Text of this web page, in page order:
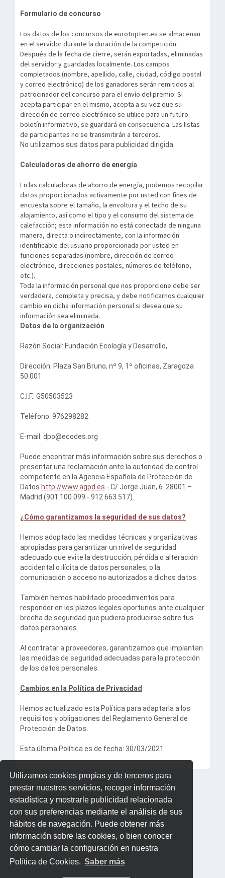
Utilizamos cookies propias y de terceros para
prestar nuestros servicios, recoger información
estadística y mostrarle publicidad relacionada
con sus preferencias mediante el análisis de sus
hábitos de navegación. Puede obtener más
información sobre las cookies, o bien conocer
cómo cambiar la configuración en nuestra
Política de Cookies. Saber más
Formulario de concurso
Los datos de los concursos de eurotopten.es se almacenan
en el servidor durante la duración de la competición.
Después de la fecha de cierre, serán exportadas, eliminadas
del servidor y guardadas localmente. Los campos
completados (nombre, apellido, calle, ciudad, código postal
y correo electrónico) de los ganadores serán remitidos al
patrocinador del concurso para el envío del premio. Si
acepta participar en el mismo, acepta a su vez que su
dirección de correo electrónico se utilice para un futuro
boletín informativo, se guardará en consecuencia. Las listas
de participantes no se transmitirán a terceros.
No utilizamos sus datos para publicidad dirigida.
Calculadoras de ahorro de energía
En las calculadoras de ahorro de energía, podemos recopilar
datos proporcionados activamente por usted con fines de
encuesta sobre el tamaño, la envoltura y el techo de su
alojamiento, así como el tipo y el consumo del sistema de
calefacción; esta información no está conectada de ninguna
manera, directa o indirectamente, con la información
identificable del usuario proporcionada por usted en
funciones separadas (nombre, dirección de correo
electrónico, direcciones postales, números de teléfono,
etc.).
Toda la información personal que nos proporcione debe ser
verdadera, completa y precisa, y debe notificarnos cualquier
cambio en dicha información personal si desea que su
información sea eliminada.
Datos de la organización
Razón Social: Fundación Ecología y Desarrollo,
Dirección: Plaza San Bruno, nº 9, 1º oficinas, Zaragoza
50.001
C.I.F.: G50503523
Teléfono: 976298282
E-mail: dpo@ecodes.org
Puede encontrar más información sobre sus derechos o
presentar una reclamación ante la autoridad de control
competente en la Agencia Española de Protección de
Datos http://www.agpd.es - C/ Jorge Juan, 6. 28001 –
Madrid (901 100 099 - 912 663 517).
¿Cómo garantizamos la seguridad de sus datos?
Hemos adoptado las medidas técnicas y organizativas
apropiadas para garantizar un nivel de seguridad
adecuado que evite la destrucción, pérdida o alteración
accidental o ilícita de datos personales, o la
comunicación o acceso no autorizados a dichos datos.
También hemos habilitado procedimientos para
responder en los plazos legales oportunos ante cualquier
brecha de seguridad que pudiera producirse sobre tus
datos personales.
Al contratar a proveedores, garantizamos que implantan
las medidas de seguridad adecuadas para la protección
de los datos personales.
Cambios en la Política de Privacidad
Hemos actualizado esta Política para adaptarla a los
requisitos y obligaciones del Reglamento General de
Protección de Datos.
Esta última Política es de fecha: 30/03/2021